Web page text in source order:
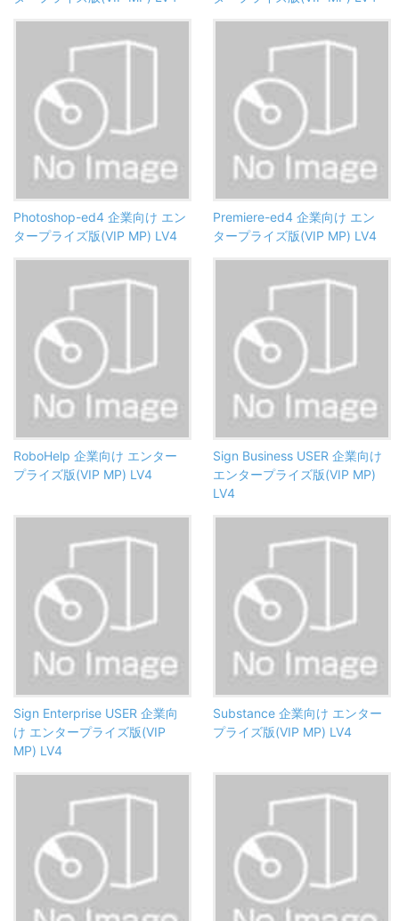
Photoshop-ed4 企業向け エン
タープライズ版(VIP MP) LV4
Premiere-ed4 企業向け エン
タープライズ版(VIP MP) LV4
RoboHelp 企業向け エンター
プライズ版(VIP MP) LV4
Sign Business USER 企業向け
エンタープライズ版(VIP MP)
LV4
Sign Enterprise USER 企業向
け エンタープライズ版(VIP
MP) LV4
Substance 企業向け エンター
プライズ版(VIP MP) LV4